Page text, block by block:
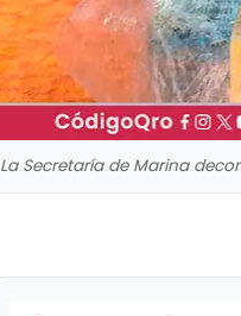
La Secretaría de Marina